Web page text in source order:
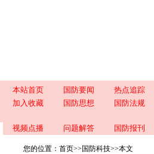
本站首页 国防要闻 热点追踪
加入收藏
国防思想 国防法规
视频点播 问题解答 国防报刊
您的位置： 首页>> 国防科技>>本文